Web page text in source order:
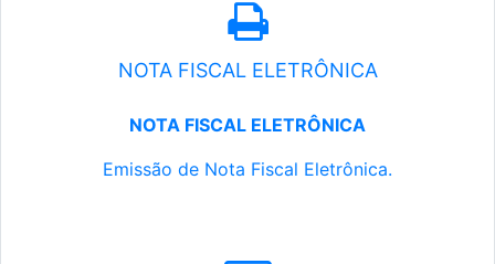
NOTA FISCAL ELETRÔNICA
NOTA FISCAL ELETRÔNICA
Emissão de Nota Fiscal Eletrônica.